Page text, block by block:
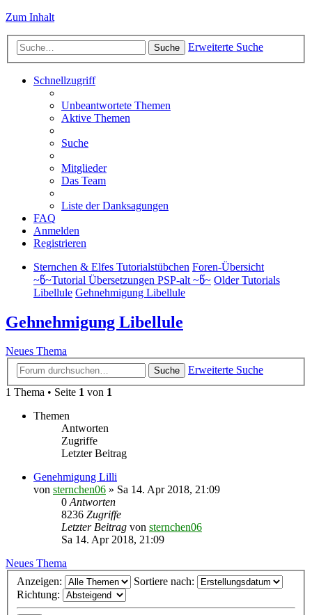
Zum Inhalt
Suche Erweiterte Suche
Schnellzugriff
Unbeantwortete Themen
Aktive Themen
Suche
Mitglieder
Das Team
Liste der Danksagungen
FAQ
Anmelden
Registrieren
Sternchen & Elfes Tutorialstübchen Foren-Übersicht
~წ~Tutorial Übersetzungen PSP-alt ~წ~ Older Tutorials
Libellule Gehnehmigung Libellule
Gehnehmigung Libellule
Neues Thema
Suche
Erweiterte Suche
1 Thema • Seite 1 von 1
Themen
Antworten
Zugriffe
Letzter Beitrag
Genehmigung Lilli
von sternchen06 » Sa 14. Apr 2018, 21:09
0 Antworten
8236 Zugriffe
Letzter Beitrag von sternchen06
Sa 14. Apr 2018, 21:09
Neues Thema
Anzeigen:
Sortiere nach:
Richtung: